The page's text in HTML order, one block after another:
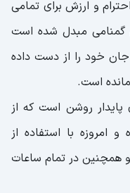
و ارزش برای تمامی
گمنامی مبدل شده است
خود را از دست داده
است.
پایدار روشن است که از
امروزه با استفاده از
همچنین در تمام ساعات